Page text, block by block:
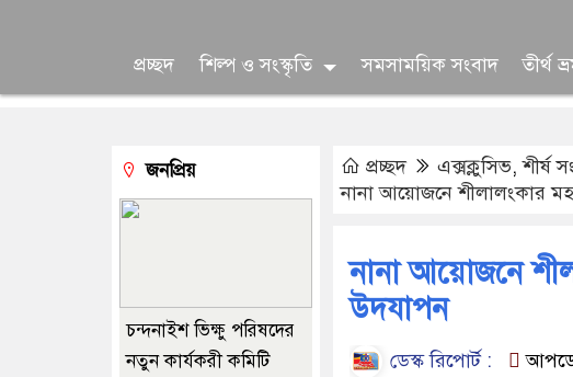
প্রচ্ছদ শিল্প ও সংস্কৃতি সমসাময়িক সংবাদ তীর্থ
প্রচ্ছদ এক্সক্লুসিভ,শীর্ষ
নানা আয়োজনে শীলালংকার
নানা আয়োজনে
উদযাপন
ডেস্ক রিপোর্ট :
জনপ্রিয়
চন্দনাইশ ভিক্ষু পরিষদের
নতুন কার্যকরী কমিটি